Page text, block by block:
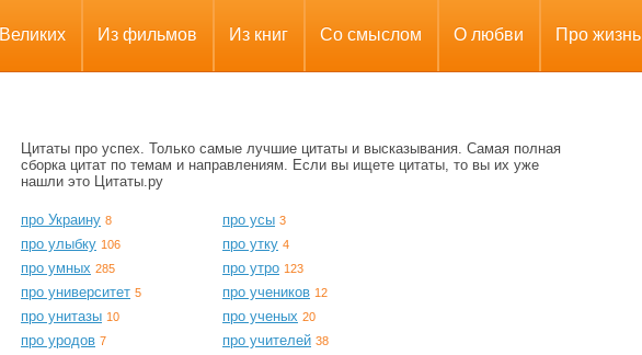
Великих Из фильмов Из книг Со смыслом О любви Про жизнь
Цитаты про успех. Только самые лучшие цитаты и высказывания. Самая полная
сборка цитат по темам и направлениям. Если вы ищете цитаты, то вы их уже
нашли это Цитаты.ру
про Украину 8
про улыбку 106
про умных 285
про университет 5
про унитазы 10
про уродов 7
про усы 3
про утку 4
про утро 123
про учеников 12
про ученых 20
про учителей 38